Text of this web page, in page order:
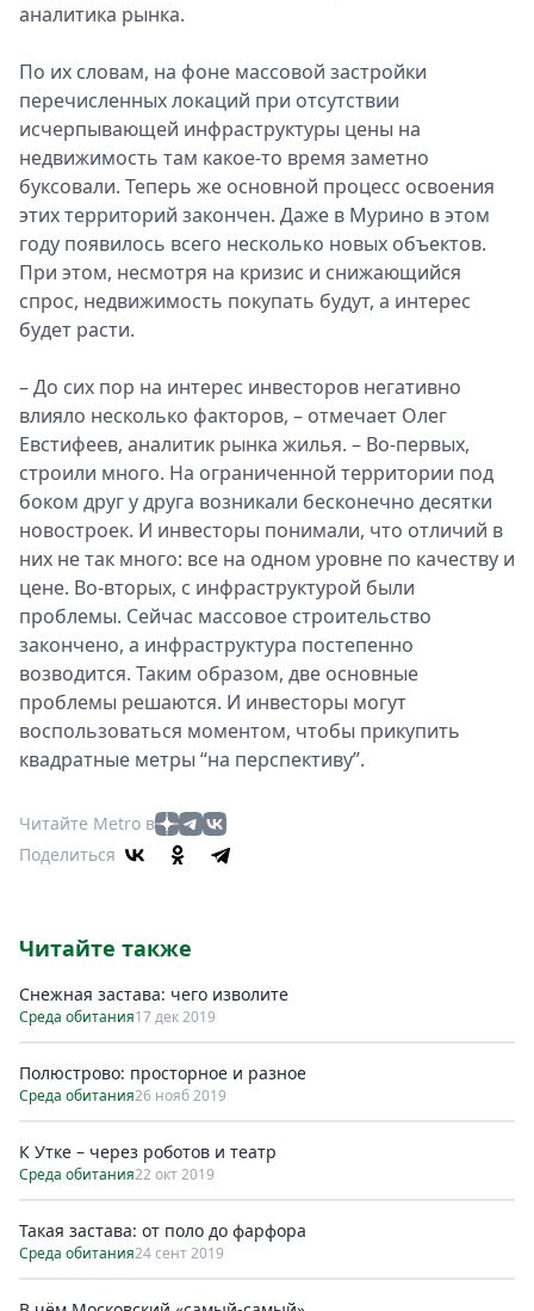
аналитика рынка.
По их словам, на фоне массовой застройки
перечисленных локаций при отсутствии
исчерпывающей инфраструктуры цены на
недвижимость там какое-то время заметно
буксовали. Теперь же основной процесс освоения
этих территорий закончен. Даже в Мурино в этом
году появилось всего несколько новых объектов.
При этом, несмотря на кризис и снижающийся
спрос, недвижимость покупать будут, а интерес
будет расти.
– До сих пор на интерес инвесторов негативно
влияло несколько факторов, – отмечает Олег
Евстифеев, аналитик рынка жилья. – Во-первых,
строили много. На ограниченной территории под
боком друг у друга возникали бесконечно десятки
новостроек. И инвесторы понимали, что отличий в
них не так много: все на одном уровне по качеству и
цене. Во-вторых, с инфраструктурой были
проблемы. Сейчас массовое строительство
закончено, а инфраструктура постепенно
возводится. Таким образом, две основные
проблемы решаются. И инвесторы могут
воспользоваться моментом, чтобы прикупить
квадратные метры “на перспективу”.
Читайте Metro в
Поделиться
Читайте также
Снежная застава: чего изволите
Среда обитания17 дек 2019
Полюстрово: просторное и разное
Среда обитания26 нояб 2019
К Утке – через роботов и театр
Среда обитания22 окт 2019
Такая застава: от поло до фарфора
Среда обитания24 сент 2019